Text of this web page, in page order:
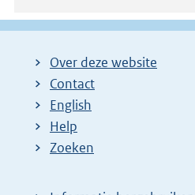
Over deze website
Contact
English
Help
Zoeken